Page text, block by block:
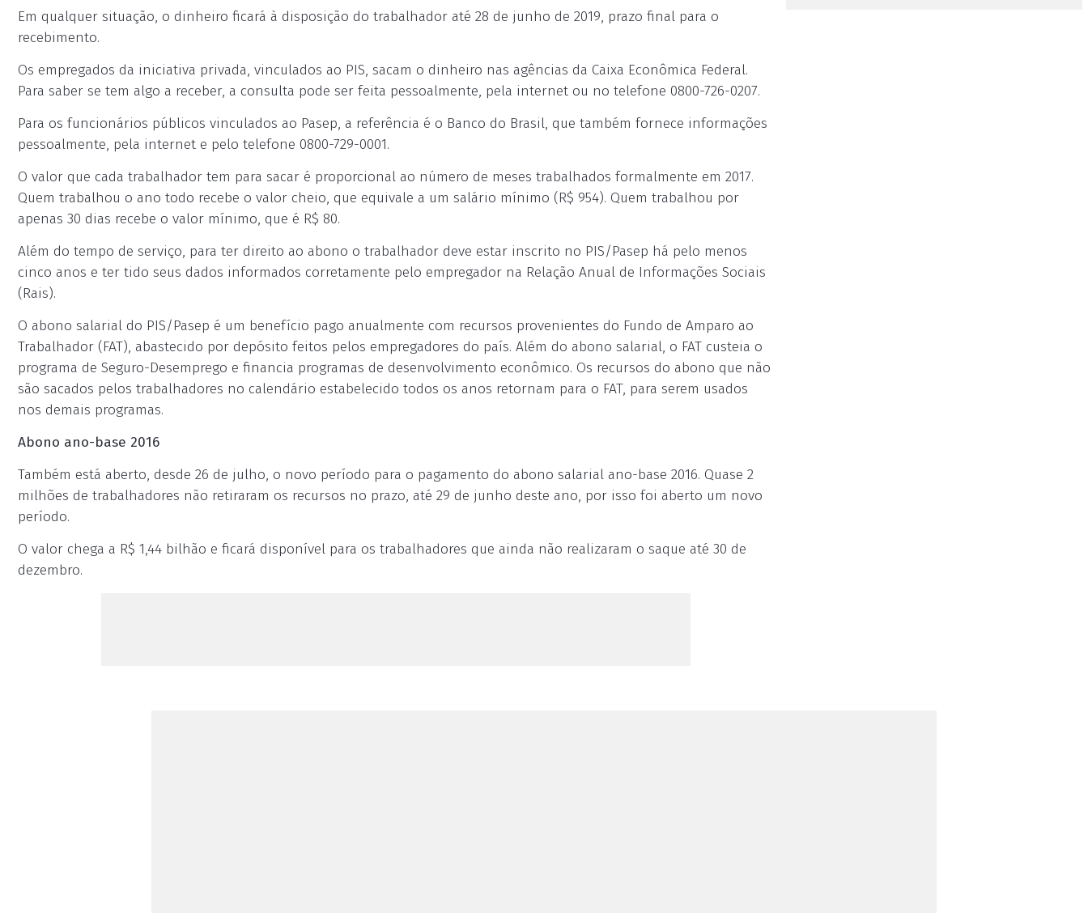
Em qualquer situação, o dinheiro ficará à disposição do trabalhador até 28 de junho de 2019, prazo final para o
recebimento.
Os empregados da iniciativa privada, vinculados ao PIS, sacam o dinheiro nas agências da Caixa Econômica Federal.
Para saber se tem algo a receber, a consulta pode ser feita pessoalmente, pela internet ou no telefone 0800-726-0207.
Para os funcionários públicos vinculados ao Pasep, a referência é o Banco do Brasil, que também fornece informações
pessoalmente, pela internet e pelo telefone 0800-729-0001.
O valor que cada trabalhador tem para sacar é proporcional ao número de meses trabalhados formalmente em 2017.
Quem trabalhou o ano todo recebe o valor cheio, que equivale a um salário mínimo (R$ 954). Quem trabalhou por
apenas 30 dias recebe o valor mínimo, que é R$ 80.
Além do tempo de serviço, para ter direito ao abono o trabalhador deve estar inscrito no PIS/Pasep há pelo menos
cinco anos e ter tido seus dados informados corretamente pelo empregador na Relação Anual de Informações Sociais
(Rais).
O abono salarial do PIS/Pasep é um benefício pago anualmente com recursos provenientes do Fundo de Amparo ao
Trabalhador (FAT), abastecido por depósito feitos pelos empregadores do país. Além do abono salarial, o FAT custeia o
programa de Seguro-Desemprego e financia programas de desenvolvimento econômico. Os recursos do abono que não
são sacados pelos trabalhadores no calendário estabelecido todos os anos retornam para o FAT, para serem usados
nos demais programas.
Abono ano-base 2016
Também está aberto, desde 26 de julho, o novo período para o pagamento do abono salarial ano-base 2016. Quase 2
milhões de trabalhadores não retiraram os recursos no prazo, até 29 de junho deste ano, por isso foi aberto um novo
período.
O valor chega a R$ 1,44 bilhão e ficará disponível para os trabalhadores que ainda não realizaram o saque até 30 de
dezembro.